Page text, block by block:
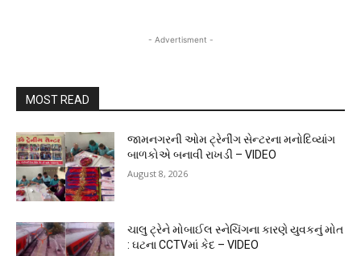
- Advertisment -
MOST READ
જામનગરની ઓમ ટ્રેનીંગ સેન્ટરના મનોદિવ્યાંગ
બાળકોએ બનાવી રાખડી – VIDEO
August 8, 2026
ચાલુ ટ્રેને મોબાઈલ સ્નેચિંગના કારણે યુવકનું મોત
: ઘટના CCTVમાં કેદ – VIDEO